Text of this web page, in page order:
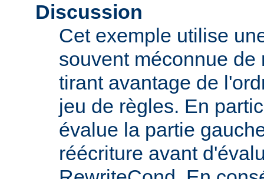
Discussion
Cet exemple utilise
souvent méconnue de
tirant avantage de
jeu de règles. En
évalue la partie
réécriture avant